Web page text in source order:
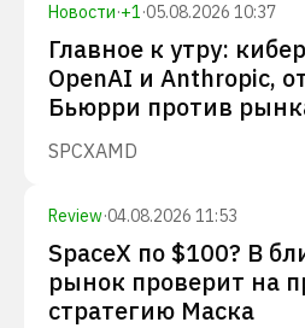
Новости·+1·05.08.2026 10:37
Главное к утру:
OpenAI и Anthropic,
Бьюрри против
SPCXAMD
Review·04.08.2026 11:53
SpaceX по $100? В
рынок проверит на
стратегию Маска